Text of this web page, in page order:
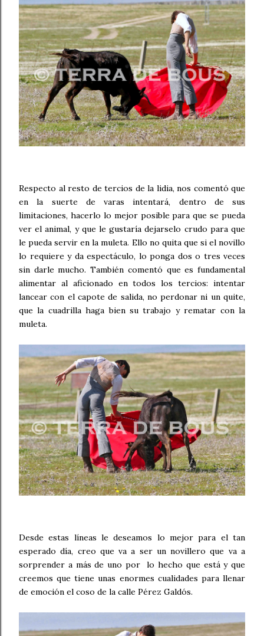
Respecto al resto de tercios de la lidia, nos comentó que
en la suerte de varas intentará, dentro de sus
limitaciones, hacerlo lo mejor posible para que se pueda
ver el animal, y que le gustaría dejarselo crudo para que
le pueda servir en la muleta. Ello no quita que si el novillo
lo requiere y da espectáculo, lo ponga dos o tres veces
sin darle mucho. También comentó que es fundamental
alimentar al aficionado en todos los tercios: intentar
lancear con el capote de salida, no perdonar ni un quite,
que la cuadrilla haga bien su trabajo y rematar con la
muleta.
Desde estas líneas le deseamos lo mejor para el tan
esperado día, creo que va a ser un novillero que va a
sorprender a más de uno por lo hecho que está y que
creemos que tiene unas enormes cualidades para llenar
de emoción el coso de la calle Pérez Galdós.